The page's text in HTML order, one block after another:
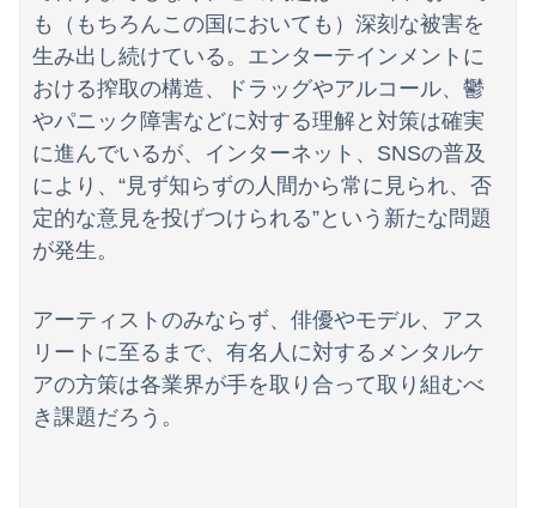
も（もちろんこの国においても）深刻な被害を
生み出し続けている。エンターテインメントに
おける搾取の構造、ドラッグやアルコール、鬱
やパニック障害などに対する理解と対策は確実
に進んでいるが、インターネット、SNSの普及
により、“見ず知らずの人間から常に見られ、否
定的な意見を投げつけられる”という新たな問題
が発生。
アーティストのみならず、俳優やモデル、アス
リートに至るまで、有名人に対するメンタルケ
アの方策は各業界が手を取り合って取り組むべ
き課題だろう。